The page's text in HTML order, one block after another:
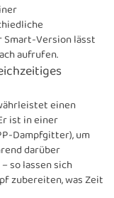
Version lässt
aufrufen.
einen
ist in einer
Dampfgitter), um
darüber
so lassen sich
zubereiten, was Zeit